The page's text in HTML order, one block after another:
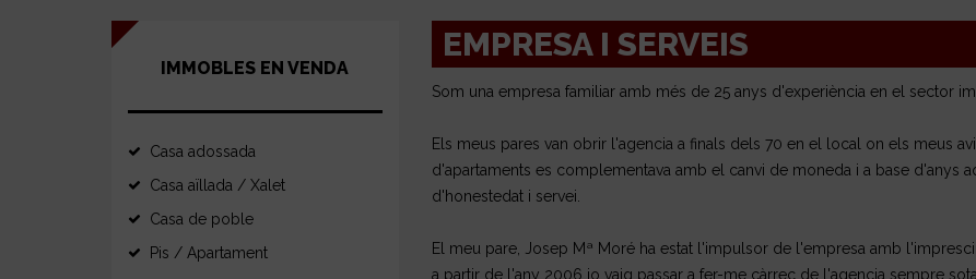
EMPRESA I SERVEIS
Som una empresa familiar amb més de 25 anys d'experiència en el sector
Els meus pares van obrir l'agencia a finals dels 70 en el local on els meus
d'apartaments es complementava amb el canvi de moneda i a base d'anys
d'honestedat i servei.
El meu pare, Josep Mª Moré ha estat l'impulsor de l'empresa amb
a partir de l'any 2006 jo vaig passar a fer-me càrrec de l'agencia sempre
IMMOBLES EN VENDA
Casa adossada
Casa aïllada / Xalet
Casa de poble
Pis / Apartament